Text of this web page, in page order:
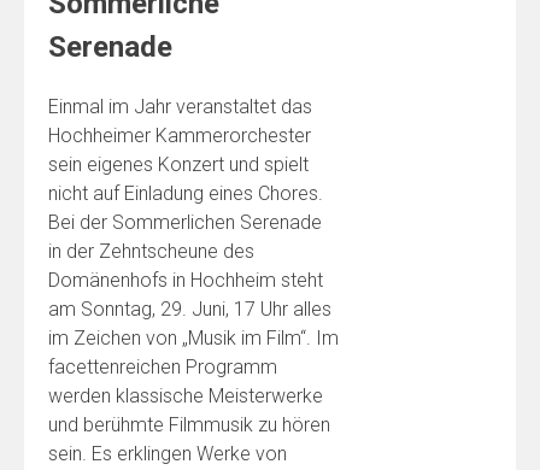
Serenade
Einmal im Jahr veranstaltet das
Hochheimer Kammerorchester
sein eigenes Konzert und spielt
nicht auf Einladung eines Chores.
Bei der Sommerlichen Serenade
in der Zehntscheune des
Domänenhofs in Hochheim steht
am Sonntag, 29. Juni, 17 Uhr alles
im Zeichen von „Musik im Film“. Im
facettenreichen Programm
werden klassische Meisterwerke
und berühmte Filmmusik zu hören
sein. Es erklingen Werke von